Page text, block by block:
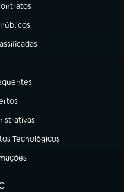
aba)
aba)
em nova aba)
aba)
aba)
Tecnológicos
aba)